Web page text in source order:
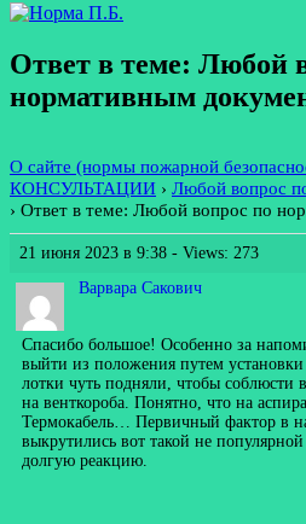
Ответ в теме: Любой
нормативным
О сайте (нормы пожарной
КОНСУЛЬТАЦИИ › Любой вопрос
› Ответ в теме: Любой вопрос по
21 июня 2023 в 9:38 - Views: 273
Варвара Сакович
Спасибо большое! Особенно за
выйти из положения путем установки
лотки чуть подняли, чтобы соблюсти
на венткороба. Понятно, что на
Термокабель… Первичный фактор в
выкрутились вот такой не
долгую реакцию.